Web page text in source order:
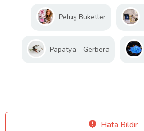
Peluş Buketler
Papatya - Gerbera
Hata Bildir